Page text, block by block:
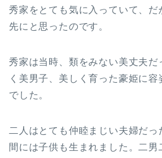
秀家をとても気に入っていて、だ
先にと思ったのです。
秀家は当時、類をみない美丈夫だ
く美男子、美しく育った豪姫に容
でした。
二人はとても仲睦まじい夫婦だ
間には子供も生まれました。二男